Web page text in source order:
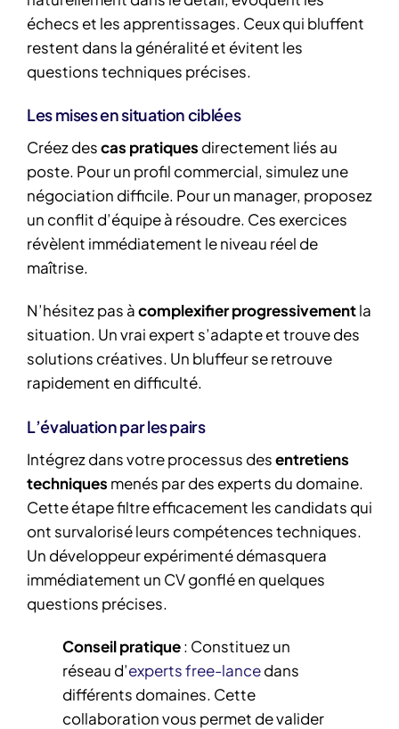
échecs et les apprentissages. Ceux qui bluffent
restent dans la généralité et évitent les
questions techniques précises.
Les mises en situation ciblées
Créez descas pratiques directement liés au
poste. Pour un profil commercial, simulez une
négociation difficile. Pour un manager, proposez
un conflit d’équipe à résoudre. Ces exercices
révèlent immédiatement le niveau réel de
maîtrise.
N’hésitez pas àcomplexifier progressivementla
situation. Un vrai expert s’adapte et trouve des
solutions créatives. Un bluffeur se retrouve
rapidement en difficulté.
L’évaluation par les pairs
Intégrez dans votre processus desentretiens
techniques menés par des experts du domaine.
Cette étape filtre efficacement les candidats qui
ont survalorisé leurs compétences techniques.
Un développeur expérimenté démasquera
immédiatement un CV gonflé en quelques
questions précises.
Conseil pratique: Constituez un
réseau d’experts free-lancedans
différents domaines. Cette
collaboration vous permet de valider